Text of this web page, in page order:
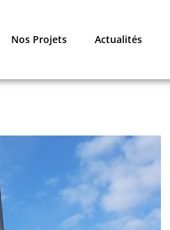
Nos Projets Actualités